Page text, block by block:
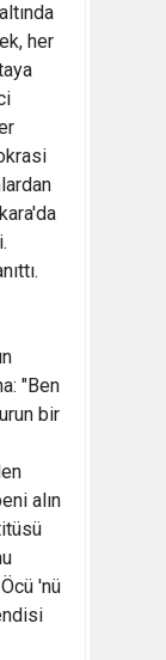
her
"Ben
bir
alın
'nü